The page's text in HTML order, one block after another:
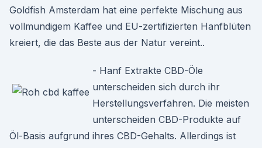
Goldfish Amsterdam hat eine perfekte Mischung aus
vollmundigem Kaffee und EU-zertifizierten Hanfblüten
kreiert, die das Beste aus der Natur vereint..
- Hanf Extrakte CBD-Öle
unterscheiden sich durch ihr
Herstellungsverfahren. Die meisten
unterscheiden CBD-Produkte auf
Öl-Basis aufgrund ihres CBD-Gehalts. Allerdings ist